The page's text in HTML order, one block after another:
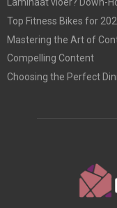
Top Fitness Bikes for
Mastering the Art of
Compelling Content
Choosing the Perfect